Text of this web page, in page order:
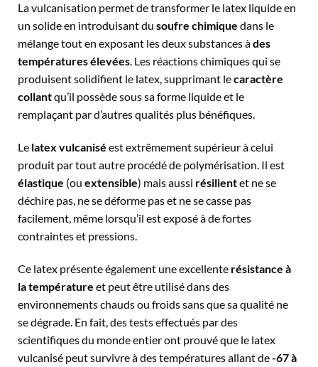
La vulcanisation permet de transformer le latex liquide en
un solide en introduisant du soufre chimique dans le
mélange tout en exposant les deux substances àdes
températures élevées. Les réactions chimiques qui se
produisent solidifient le latex, supprimant lecaractère
collantqu’il possède sous sa forme liquide et le
remplaçant par d’autres qualités plus bénéfiques.
Le latex vulcanisé est extrêmement supérieur à celui
produit par tout autre procédé de polymérisation. Il est
élastique (ou extensible) mais aussi résilientet ne se
déchire pas, ne se déforme pas et ne se casse pas
facilement, même lorsqu’il est exposé à de fortes
contraintes et pressions.
Ce latex présente également une excellente résistance à
la température et peut être utilisé dans des
environnements chauds ou froids sans que sa qualité ne
se dégrade. En fait, des tests effectués par des
scientifiques du monde entier ont prouvé que le latex
vulcanisé peut survivre à des températures allant de-67 à